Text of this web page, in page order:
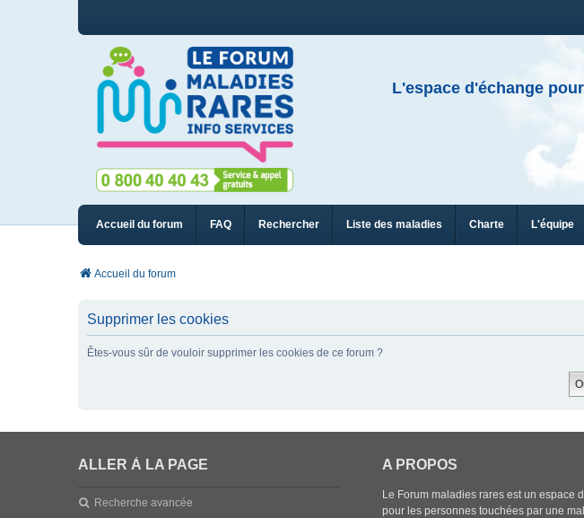
L'espace d'échange
Accueil du forum FAQ Rechercher Liste des maladies Charte L'équipe
Accueil du forum
Supprimer les cookies
Êtes-vous sûr de vouloir supprimer les cookies de ce forum ?
ALLER À LA PAGE
Recherche avancée
A PROPOS
Le Forum maladies rares est un espace
pour les personnes touchées par une